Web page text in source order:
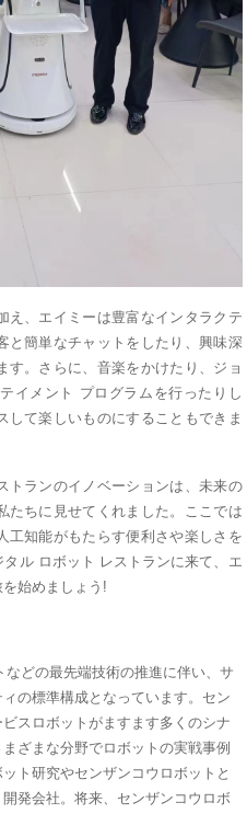
え、エイミーは豊富なインタラクテ
と簡単なチャットをしたり、興味深
す。さらに、音楽をかけたり、ジョ
イメント プログラムを行ったりし
して楽しいものにすることもできま
トランのイノベーションは、未来の
たちに見せてくれました。ここでは
工知能がもたらす便利さや楽しさを
ル ロボット レストランに来て、エ
始めましょう!
どの最先端技術の推進に伴い、サ
の標準構成となっています。セン
スロボットがますます多くのシナ
ざまな分野でロボットの実戦事例
ト研究やセンザンコウロボットと
発会社。将来、センザンコウロボ